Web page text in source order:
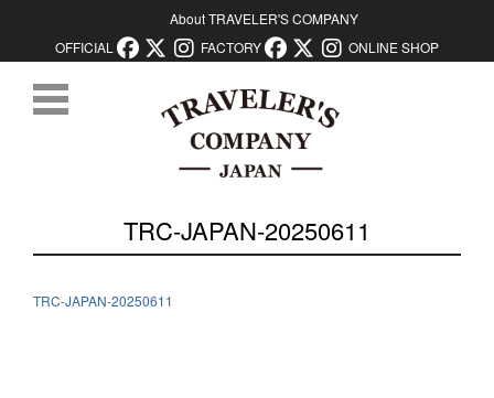
About TRAVELER'S COMPANY
OFFICIAL
FACTORY ONLINE SHOP
TRC-JAPAN-20250611
TRC-JAPAN-20250611